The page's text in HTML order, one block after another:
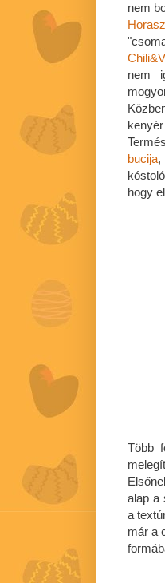
nem
Horasz
nem
bucija,
hogy
Több
alap a
a
már a